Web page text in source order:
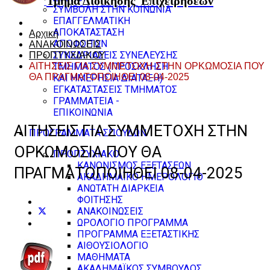
ΣΥΜΒΟΛΗ ΣΤΗΝ ΚΟΙΝΩΝΙΑ
ΕΠΑΓΓΕΛΜΑΤΙΚΗ
ΑΠΟΚΑΤΑΣΤΑΣΗ
ΑΠΟΦΟΙΤΩΝ
ΣΥΝΕΔΡΙΑΣΕΙΣ ΣΥΝΕΛΕΥΣΗΣ
ΤΜΗΜΑΤΟΣ (ΠΡΟΣΚΛΗΣΗ
ΚΑΙ ΗΜΕΡΗΣΙΑ ΔΙΑΤΑΞΗ)
ΕΓΚΑΤΑΣΤΑΣΕΙΣ ΤΜΗΜΑΤΟΣ
ΓΡΑΜΜΑΤΕΙΑ -
ΕΠΙΚΟΙΝΩΝΙΑ
ΠΡΟΓΡΑΜΜΑΤΑ ΣΠΟΥΔΩΝ
ΠΡΟΠΤΥΧΙΑΚΟ
ΚΑΝΟΝΙΣΜΟΣ ΕΞΕΤΑΣΕΩΝ
ΑΚΑΔΗΜΑΪΚΟ ΗΜΕΡΟΛΟΓΙΟ
ΑΝΩΤΑΤΗ ΔΙΑΡΚΕΙΑ
ΦΟΙΤΗΣΗΣ
ΑΝΑΚΟΙΝΩΣΕΙΣ
ΩΡΟΛΟΓΙΟ ΠΡΟΓΡΑΜΜΑ
ΠΡΟΓΡΑΜΜΑ ΕΞΕΤΑΣΤΙΚΗΣ
ΑΙΘΟΥΣΙΟΛΟΓΙΟ
ΜΑΘΗΜΑΤΑ
Αρχική
ΑΝΑΚΟΙΝΩΣΕΙΣ
ΠΡΟΠΤΥΧΙΑΚΟΥ
ΑΙΤΗΣΕΙΣ ΓΙΑ ΣΥΜΜΕΤΟΧΗ ΣΤΗΝ ΟΡΚΩΜΟΣΙΑ ΠΟΥ
ΘΑ ΠΡΑΓΜΑΤΟΠΟΙΗΘΕΙ 08-04-2025
ΑΙΤΗΣΕΙΣ ΓΙΑ ΣΥΜΜΕΤΟΧΗ ΣΤΗΝ
ΟΡΚΩΜΟΣΙΑ ΠΟΥ ΘΑ
ΠΡΑΓΜΑΤΟΠΟΙΗΘΕΙ 08-04-2025